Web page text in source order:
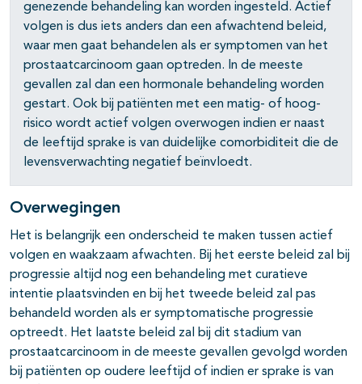
open- en dichtklappen
open- en dichtklappen
open- en dichtklappen
open- en dichtklappen
genezende behandeling kan worden ingesteld. Actief
volgen is dus iets anders dan een afwachtend beleid,
waar men gaat behandelen als er symptomen van het
prostaatcarcinoom gaan optreden. In de meeste
gevallen zal dan een hormonale behandeling worden
gestart. Ook bij patiënten met een matig- of hoog-
risico wordt actief volgen overwogen indien er naast
de leeftijd sprake is van duidelijke comorbiditeit die de
levensverwachting negatief beïnvloedt.
Overwegingen
Het is belangrijk een onderscheid te maken tussen actief
volgen en waakzaam afwachten. Bij het eerste beleid zal bij
progressie altijd nog een behandeling met curatieve
intentie plaatsvinden en bij het tweede beleid zal pas
behandeld worden als er symptomatische progressie
optreedt. Het laatste beleid zal bij dit stadium van
prostaatcarcinoom in de meeste gevallen gevolgd worden
bij patiënten op oudere leeftijd of indien er sprake is van